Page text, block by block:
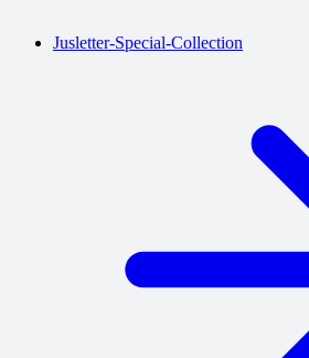
Jusletter-Special-Collection